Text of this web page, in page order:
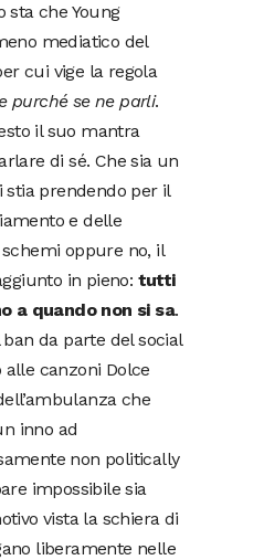
sta che Young
mediatico del
cui vige la regola
purché se ne parli.
il suo mantra
di sé. Che sia un
prendendo per il
e delle
oppure no, il
in pieno: tutti
a quando non si sa.
da parte del social
canzoni Dolce
che
inno ad
non politically
impossibile sia
vista la schiera di
liberamente nelle